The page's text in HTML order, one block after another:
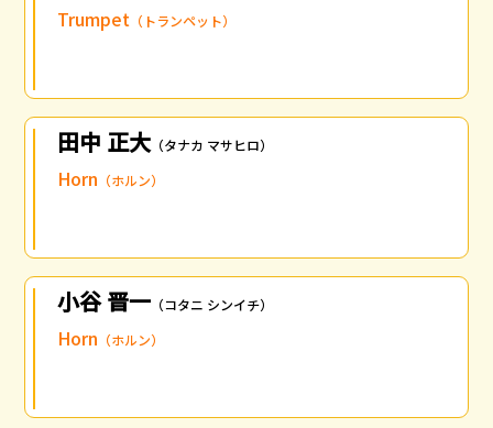
Trumpet （トランペット）
田中 正大 （タナカ マサヒロ）
Horn （ホルン）
小谷 晋一 （コタニ シンイチ）
Horn （ホルン）